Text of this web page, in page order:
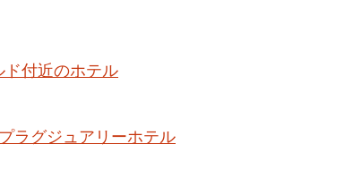
ド付近のホテル
ラグジュアリーホテル